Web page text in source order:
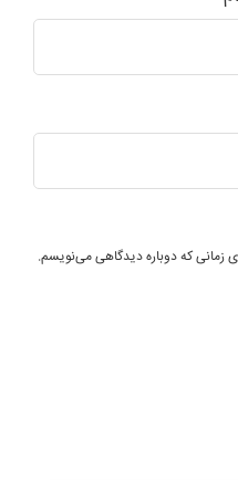
زمانی که دوباره دیدگاهی می‌نویسم.